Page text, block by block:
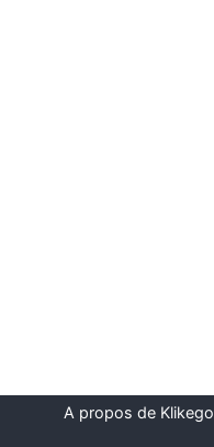
A propos de Klikego